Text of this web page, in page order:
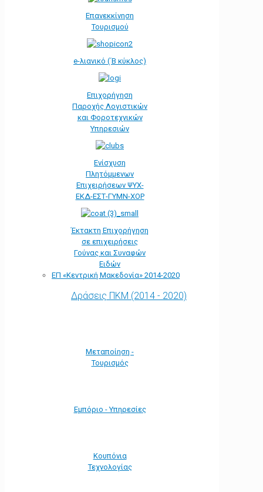
Επανεκκίνηση
Τουρισμού
e-λιανικό (΄Β κύκλος)
Επιχορήγηση
Παροχής Λογιστικών
και Φοροτεχνικών
Υπηρεσιών
Ενίσχυση
Πλητόμμενων
Επιχειρήσεων ΨΥΧ-
ΕΚΔ-ΕΣΤ-ΓΥΜΝ-ΧΟΡ
Έκτακτη Επιχορήγηση
σε επιχειρήσεις
Γούνας και Συναφών
Ειδών
ΕΠ «Kεντρική Μακεδονία» 2014-2020
Δράσεις ΠΚΜ (2014 - 2020)
Μεταποίηση -
Τουρισμός
Εμπόριο - Υπηρεσίες
Κουπόνια
Τεχνολογίας